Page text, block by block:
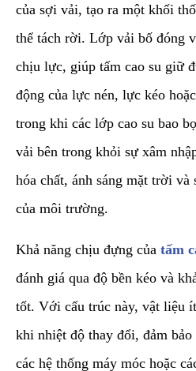
của sợi vải, tạo ra một khối
thể tách rời. Lớp vải bố đóng
chịu lực, giúp tấm cao su giữ
động của lực nén, lực kéo
trong khi các lớp cao su bao
vải bên trong khỏi sự xâm
hóa chất, ánh sáng mặt trời và
của môi trường.
​Khả năng chịu đựng của tấm
đánh giá qua độ bền kéo và
tốt. Với cấu trúc này, vật liệu
khi nhiệt độ thay đổi, đảm
các hệ thống máy móc hoặc